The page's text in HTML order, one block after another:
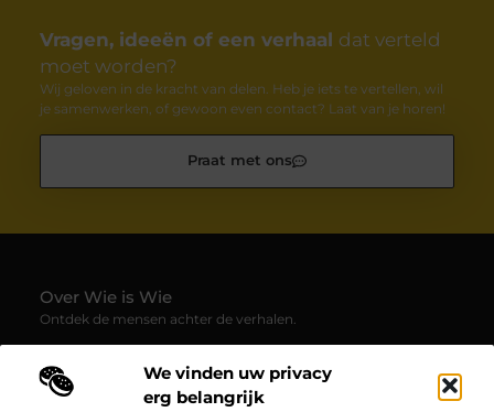
We vinden uw privacy
erg belangrijk
Vragen, ideeën of een verhaal dat verteld
moet worden?
Wij geloven in de kracht van delen. Heb je iets te vertellen, wil
je samenwerken, of gewoon even contact? Laat van je horen!
Praat met ons
Over Wie is Wie
Ontdek de mensen achter de verhalen.
over boeiende persoonlijkheden uit alle hoeken van de
samenleving. Laat je verrassen door inspirerende